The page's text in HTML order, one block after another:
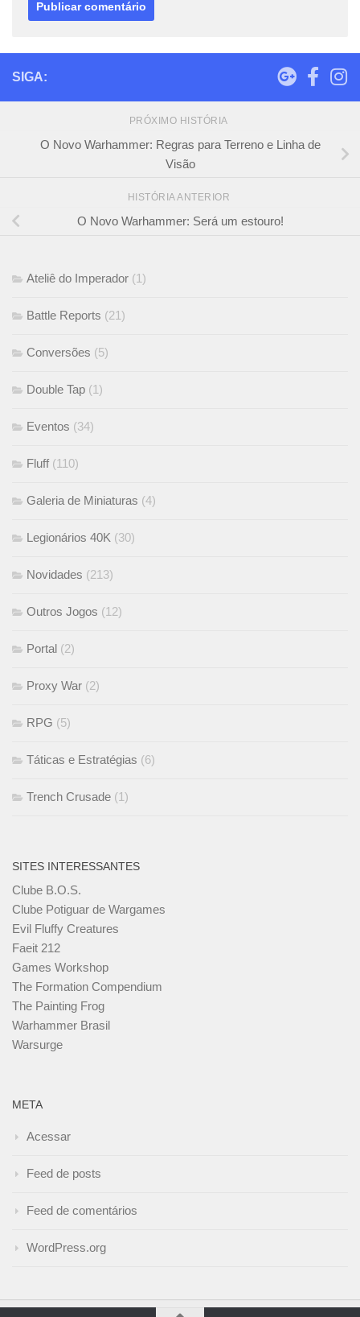
SIGA:
PRÓXIMO HISTÓRIA
O Novo Warhammer: Regras para Terreno e Linha de
Visão
HISTÓRIA ANTERIOR
O Novo Warhammer: Será um estouro!
Ateliê do Imperador (1)
Battle Reports (21)
Conversões (5)
Double Tap (1)
Eventos (34)
Fluff (110)
Galeria de Miniaturas (4)
Legionários 40K (30)
Novidades (213)
Outros Jogos (12)
Portal (2)
Proxy War (2)
RPG (5)
Táticas e Estratégias (6)
Trench Crusade (1)
SITES INTERESSANTES
Clube B.O.S.
Clube Potiguar de Wargames
Evil Fluffy Creatures
Faeit 212
Games Workshop
The Formation Compendium
The Painting Frog
Warhammer Brasil
Warsurge
META
Acessar
Feed de posts
Feed de comentários
WordPress.org